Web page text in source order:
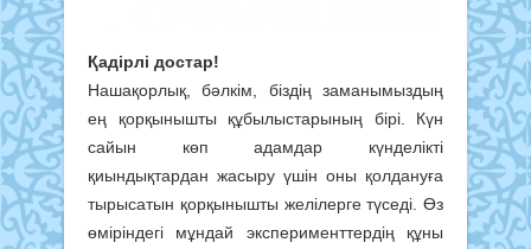
Қадірлі достар!
Нашақорлық, бәлкім, біздің заманымыздың
ең қорқынышты құбылыстарының бірі. Күн
сайын көп адамдар күнделікті
қиындықтардан жасыру үшін оны қолдануға
тырысатын қорқынышты желілерге түседі. Өз
өміріндегі мұндай эксперименттердің құны